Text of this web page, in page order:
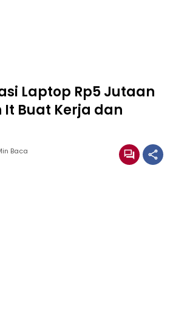
Laptop Rp5 Jutaan
It Buat Kerja dan
Baca